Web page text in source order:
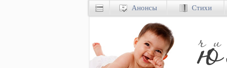
Анонсы Стихи